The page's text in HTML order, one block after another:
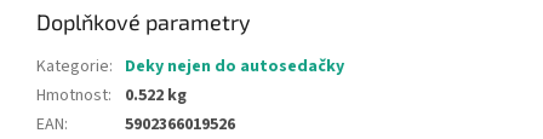
Doplňkové parametry
Kategorie: Deky nejen do autosedačky
Hmotnost:
0.522 kg
EAN: 5902366019526